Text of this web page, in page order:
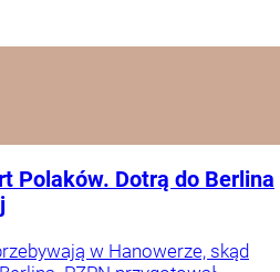
Polaków. Dotrą do Berlina
w Hanowerze, skąd